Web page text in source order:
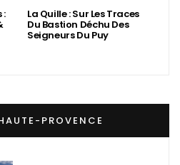
: La Quille : Sur Les Traces
Du Bastion Déchu Des
Seigneurs Du Puy
PROVENCE